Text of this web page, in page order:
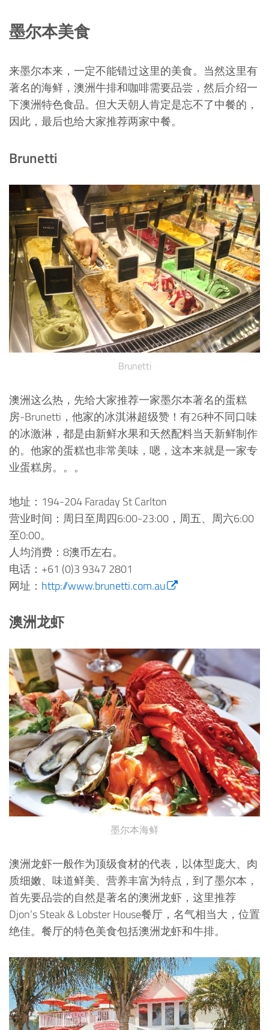
墨尔本美食
来墨尔本来，一定不能错过这里的美食。当然这里有
著名的海鲜，澳洲牛排和咖啡需要品尝，然后介绍一
下澳洲特色食品。但大天朝人肯定是忘不了中餐的，
因此，最后也给大家推荐两家中餐。
Brunetti
Brunetti
澳洲这么热，先给大家推荐一家墨尔本著名的蛋糕
房-Brunetti，他家的冰淇淋超级赞！有26种不同口味
的冰激淋，都是由新鲜水果和天然配料当天新鲜制作
的。他家的蛋糕也非常美味，嗯，这本来就是一家专
业蛋糕房。。。
地址：194-204 Faraday St Carlton
营业时间：周日至周四6:00-23:00，周五、周六6:00
至0:00。
人均消费：8澳币左右。
电话：+61 (0)3 9347 2801
网址： http://www.brunetti.com.au
澳洲龙虾
墨尔本海鲜
澳洲龙虾一般作为顶级食材的代表，以体型庞大、肉
质细嫩、味道鲜美、营养丰富为特点，到了墨尔本，
首先要品尝的自然是著名的澳洲龙虾，这里推荐
Djon’s Steak & Lobster House餐厅，名气相当大，位置
绝佳。餐厅的特色美食包括澳洲龙虾和牛排。